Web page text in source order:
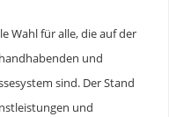
Wahl für alle, die auf der
und
sind. Der Stand
und